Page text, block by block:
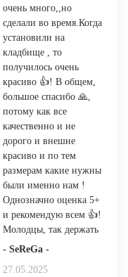
очень много,,но
сделали во время.Когда
установили на
кладбище , то
получилось очень
красиво 👍! В общем,
большое спасибо 🙏,
потому как все
качественно и не
дорого и внешне
красиво и по тем
размерам какие нужны
были именно нам !
Однозначно оценка 5+
и рекомендую всем 👍!
Молодцы, так держать
- SeReGa -
27.05.2025